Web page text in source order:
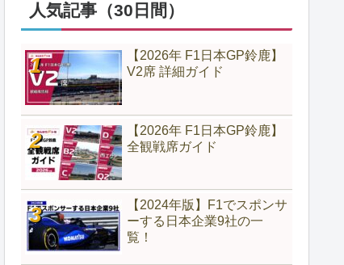
人気記事（30日間）
【2026年 F1日本GP鈴鹿】
V2席 詳細ガイド
【2026年 F1日本GP鈴鹿】
全観戦席ガイド
【2024年版】F1でスポンサ
ーする日本企業9社の一
覧！